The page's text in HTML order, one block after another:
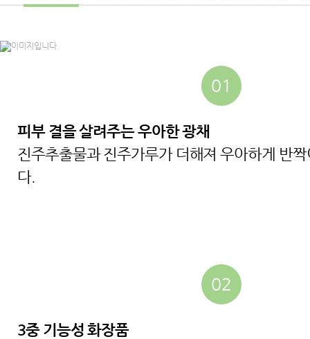
01
피부 결을 살려주는 우아한 광채
진주추출물과 진주가루가 더해져 우아하게 반
다.
02
3중 기능성 화장품